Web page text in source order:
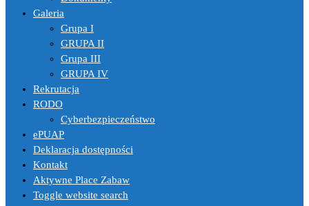
Galeria
Grupa I
GRUPA II
Grupa III
GRUPA IV
Rekrutacja
RODO
Cyberbezpieczeństwo
ePUAP
Deklaracja dostępności
Kontakt
Aktywne Place Zabaw
Toggle website search